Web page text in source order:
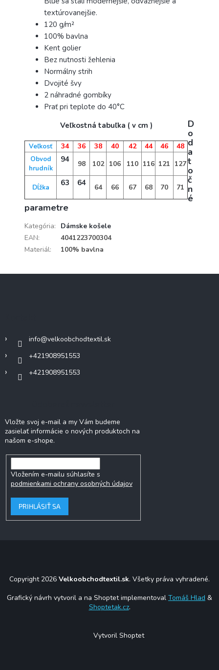
textúrovanejšie.
120 g/m²
100% bavlna
Kent golier
Bez nutnosti žehlenia
Normálny strih
Dvojité švy
2 náhradné gombíky
Prať pri teplote do 40°C
Veľkostná tabuľka ( v cm )
Veľkosť 34 36 38 40 42 44 46 48
Obvod
hrudník
94 98 102 106 110 116 121 127
Dĺžka 63 64 64 66 67 68 70 71
D
o
d
a
t
o
č
n
é
parametre
Kategória:
Dámske košele
EAN:
4041223700304
Materiál: 100% bavlna
info@velkoobchodtextil.sk
+421908951553
+421908951553
Vložte svoj e-mail a my Vám budeme
zasielať informácie o nových produktoch na
našom e-shope.
Vložením e-mailu súhlasíte s
podmienkami ochrany osobných údajov
PRIHLÁSIŤ SA
Copyright 2026 Velkoobchodtextil.sk. Všetky práva vyhradené.
Grafický návrh vytvoril a na Shoptet implementoval Tomáš Hlad &
Shoptetak.cz.
Vytvoril Shoptet